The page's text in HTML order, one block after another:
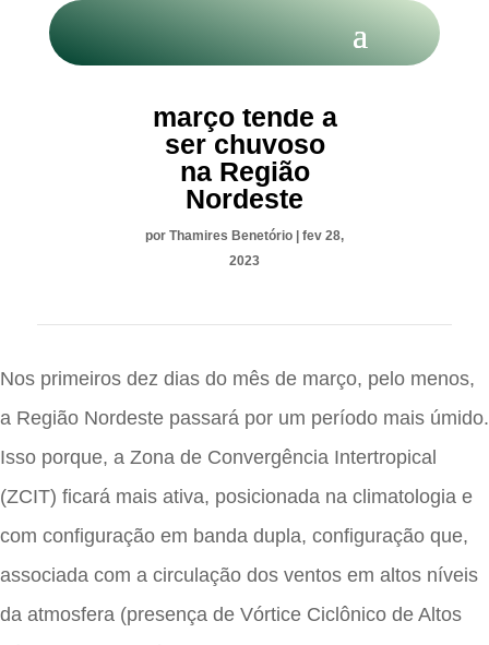
março tende a
ser chuvoso
na Região
Nordeste
por Thamires Benetório | fev 28,
2023
Nos primeiros dez dias do mês de março, pelo menos,
a Região Nordeste passará por um período mais úmido.
Isso porque, a Zona de Convergência Intertropical
(ZCIT) ficará mais ativa, posicionada na climatologia e
com configuração em banda dupla, configuração que,
associada com a circulação dos ventos em altos níveis
da atmosfera (presença de Vórtice Ciclônico de Altos